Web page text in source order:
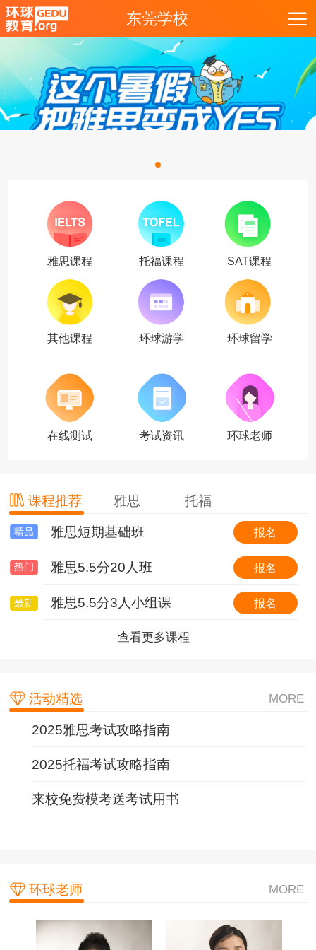
东莞学校
雅思课程 托福课程 SAT课程
其他课程 环球游学 环球留学
在线测试 考试资讯 环球老师
课程推荐 雅思 托福
雅思短期基础班 报名
雅思5.5分20人班 报名
雅思5.5分3人小组课 报名
查看更多课程
托福基础班 报名
托福基础班（套班） 报名
0起点冲30分VIP6人班 报名
查看更多课程
环球国际游学简介 报名
报名
报名
查看更多课程
活动精选 MORE
2025雅思考试攻略指南
2025托福考试攻略指南
来校免费模考送考试用书
环球老师 MORE